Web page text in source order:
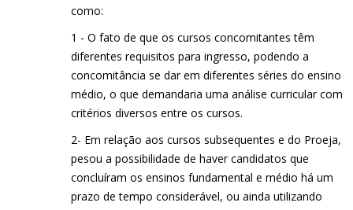
como:
1 - O fato de que os cursos concomitantes têm
diferentes requisitos para ingresso, podendo a
concomitância se dar em diferentes séries do ensino
médio, o que demandaria uma análise curricular com
critérios diversos entre os cursos.
2- Em relação aos cursos subsequentes e do Proeja,
pesou a possibilidade de haver candidatos que
concluíram os ensinos fundamental e médio há um
prazo de tempo considerável, ou ainda utilizando